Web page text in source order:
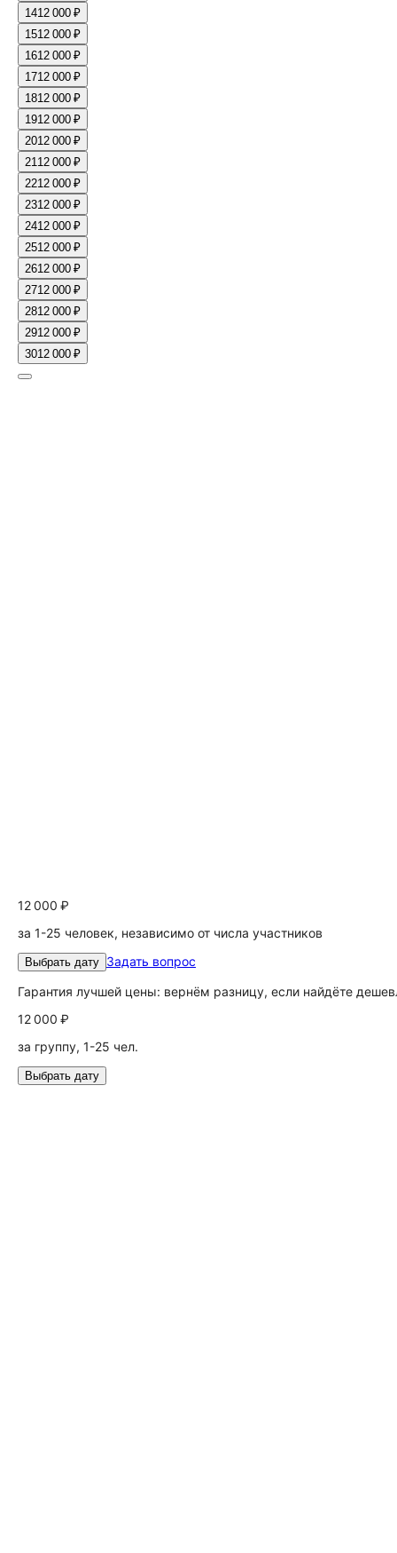
1412 000 ₽
1512 000 ₽
1612 000 ₽
1712 000 ₽
1812 000 ₽
1912 000 ₽
2012 000 ₽
2112 000 ₽
2212 000 ₽
2312 000 ₽
2412 000 ₽
2512 000 ₽
2612 000 ₽
2712 000 ₽
2812 000 ₽
2912 000 ₽
3012 000 ₽
12 000 ₽
за 1-25 человек, независимо от числа участников
Выбрать дату Задать вопрос
Гарантия лучшей цены: вернём разницу, если найдёте
12 000 ₽
за группу, 1-25 чел.
Выбрать дату